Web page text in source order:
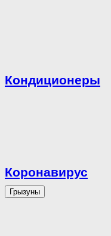
Кондиционеры
Коронавирус
Грызуны